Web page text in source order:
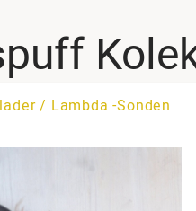
/ Lambda -Sonden